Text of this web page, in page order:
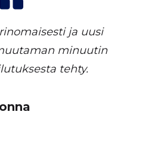
ja uusi
minuutin
tehty.